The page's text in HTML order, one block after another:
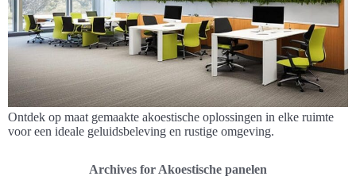
Ontdek op maat gemaakte akoestische oplossingen in elke ruimte
voor een ideale geluidsbeleving en rustige omgeving.
Archives for Akoestische panelen